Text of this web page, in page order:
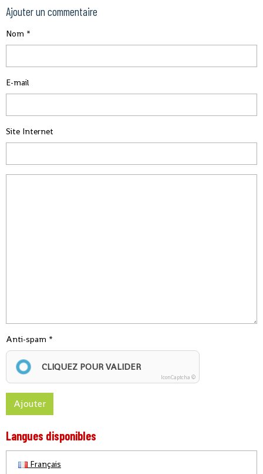
Ajouter un commentaire
Nom
E-mail
Site Internet
Anti-spam
CLIQUEZ POUR VALIDER
IconCaptcha ©
Ajouter
Langues disponibles
Français